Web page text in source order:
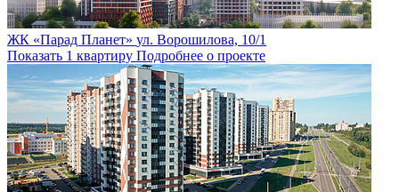
ЖК «Парад Планет» ул. Ворошилова, 10/1
Показать 1 квартиру Подробнее о проекте